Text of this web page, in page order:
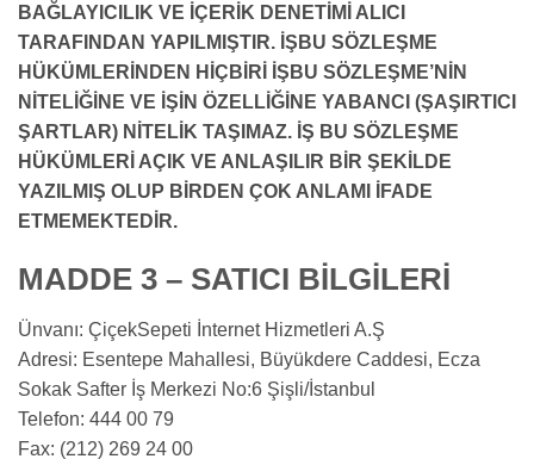
BAĞLAYICILIK VE İÇERİK DENETİMİ ALICI
TARAFINDAN YAPILMIŞTIR. İŞBU SÖZLEŞME
HÜKÜMLERİNDEN HİÇBİRİ İŞBU SÖZLEŞME’NİN
NİTELİĞİNE VE İŞİN ÖZELLİĞİNE YABANCI (ŞAŞIRTICI
ŞARTLAR) NİTELİK TAŞIMAZ. İŞ BU SÖZLEŞME
HÜKÜMLERİ AÇIK VE ANLAŞILIR BİR ŞEKİLDE
YAZILMIŞ OLUP BİRDEN ÇOK ANLAMI İFADE
ETMEMEKTEDİR.
MADDE 3 – SATICI BİLGİLERİ
Ünvanı: ÇiçekSepeti İnternet Hizmetleri A.Ş
Adresi: Esentepe Mahallesi, Büyükdere Caddesi, Ecza
Sokak Safter İş Merkezi No:6 Şişli/İstanbul
Telefon: 444 00 79
Fax: (212) 269 24 00